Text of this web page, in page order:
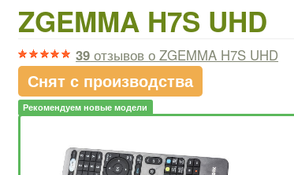
ZGEMMA H7S UHD
39 отзывово ZGEMMA H7S UHD
Снят с производства
Рекомендуем новые модели